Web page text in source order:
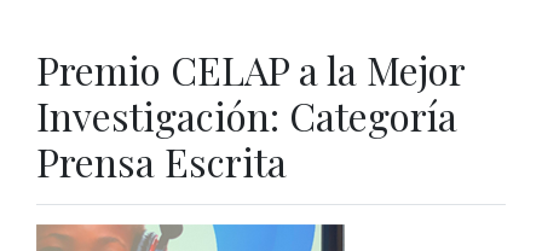
Premio CELAP a la Mejor
Investigación: Categoría
Prensa Escrita